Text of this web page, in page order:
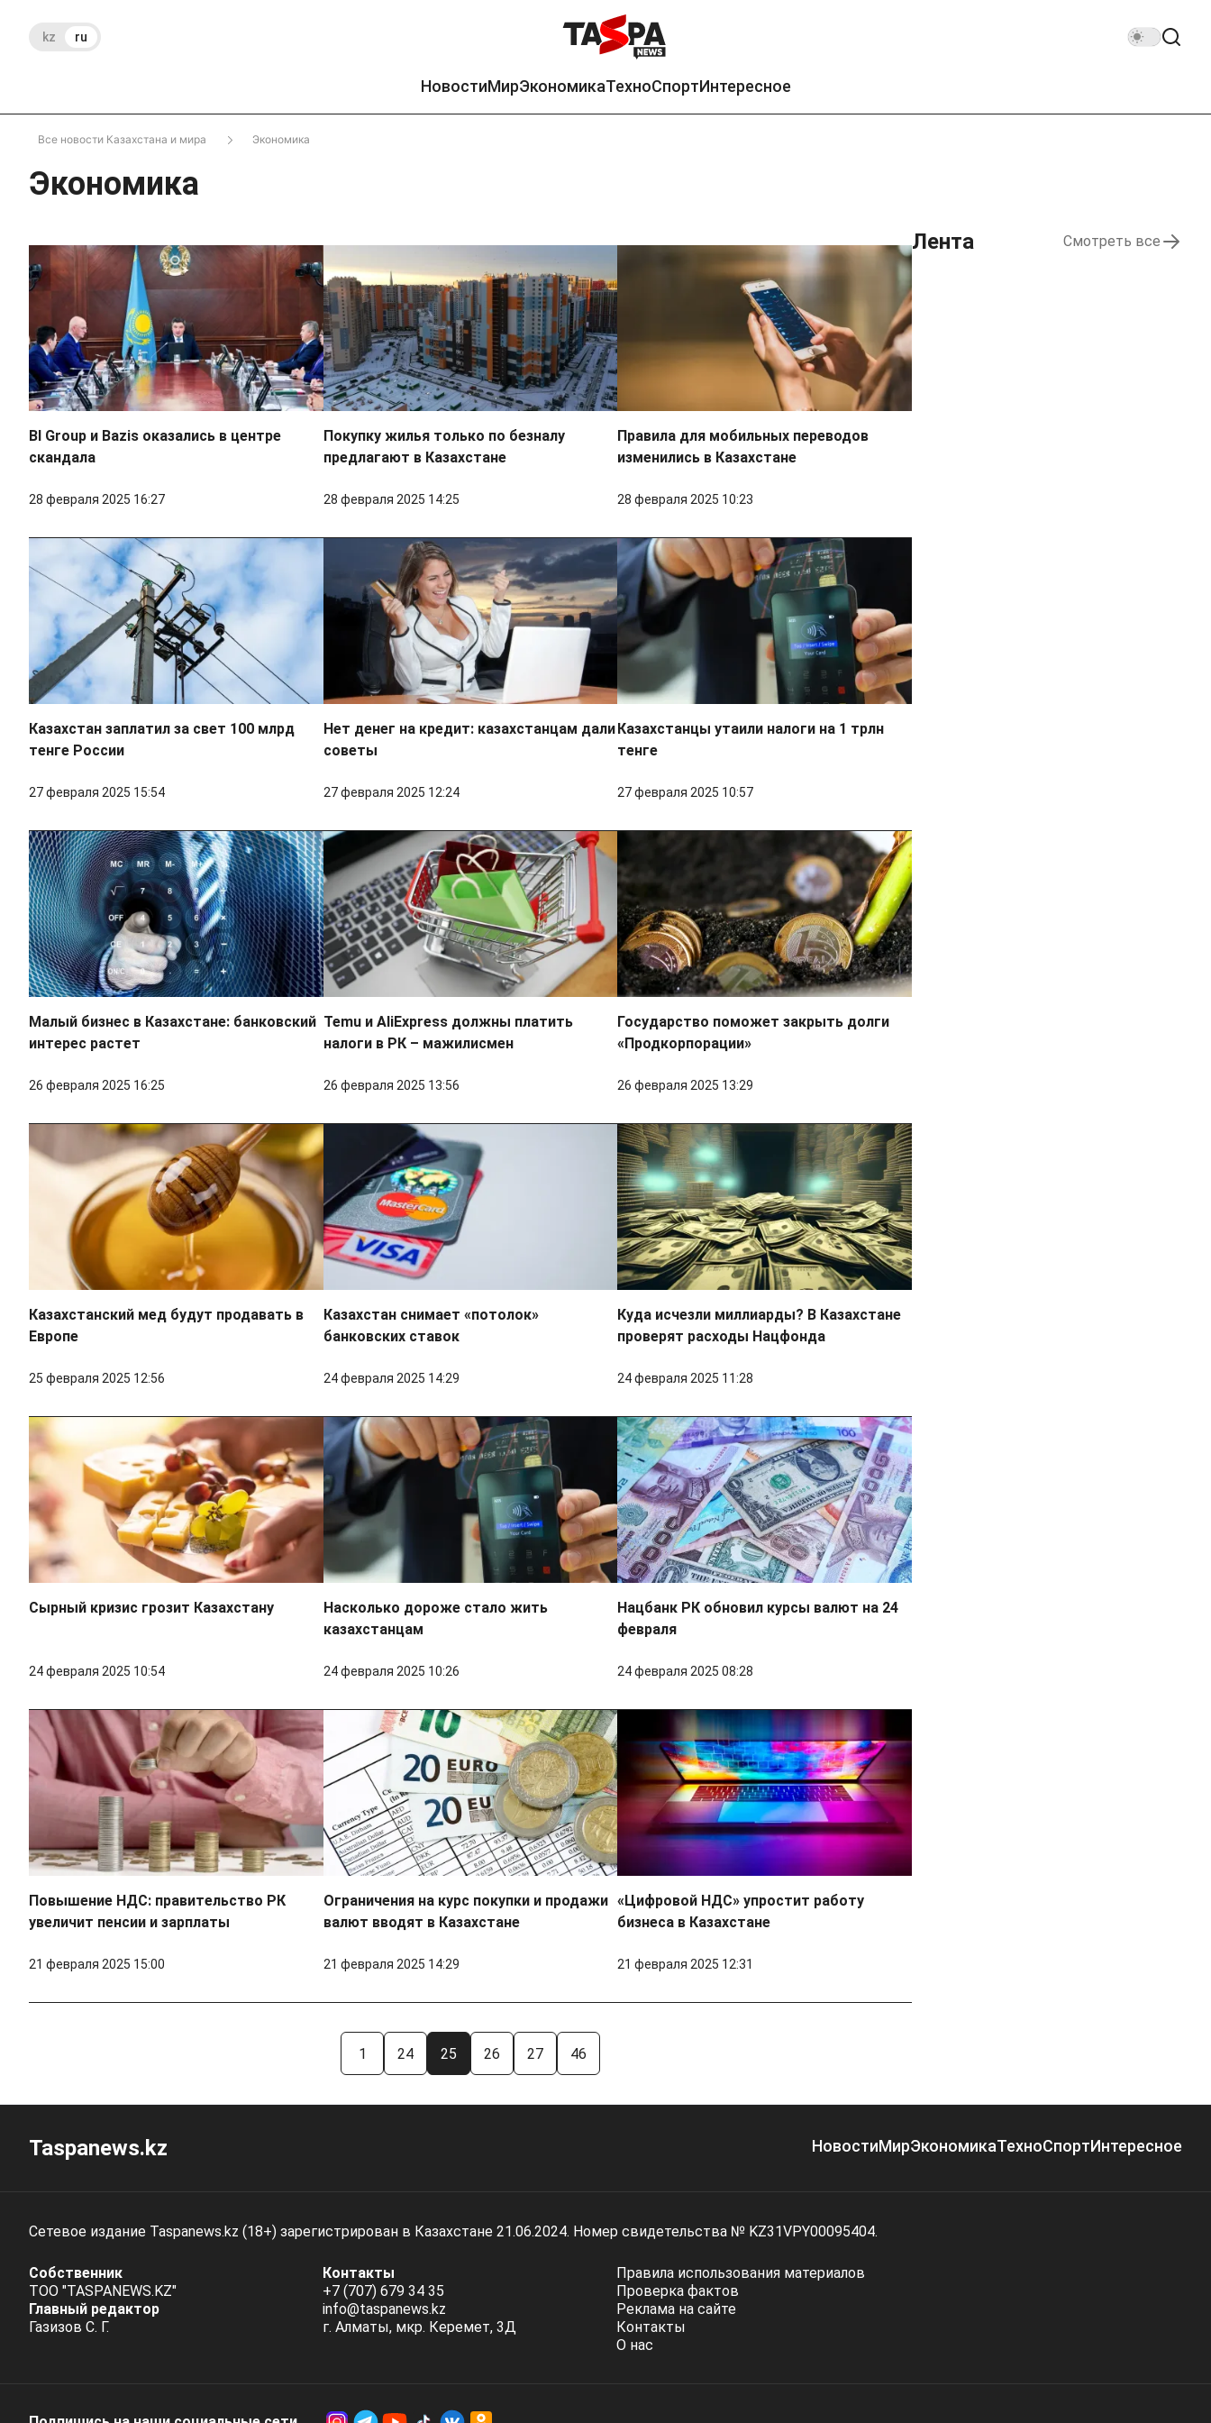
kz ru
НовостиМирЭкономикаТехноСпортИнтересное
Все новости Казахстана и мира Экономика
Экономика
BI Group и Bazis оказались в центре
скандала
28 февраля 2025 16:27
Покупку жилья только по безналу
предлагают в Казахстане
28 февраля 2025 14:25
Правила для мобильных переводов
изменились в Казахстане
28 февраля 2025 10:23
Казахстан заплатил за свет 100 млрд
тенге России
27 февраля 2025 15:54
Нет денег на кредит: казахстанцам дали
советы
27 февраля 2025 12:24
Казахстанцы утаили налоги на 1 трлн
тенге
27 февраля 2025 10:57
Малый бизнес в Казахстане: банковский
интерес растет
26 февраля 2025 16:25
Temu и AliExpress должны платить
налоги в РК – мажилисмен
26 февраля 2025 13:56
Государство поможет закрыть долги
«Продкорпорации»
26 февраля 2025 13:29
Казахстанский мед будут продавать в
Европе
25 февраля 2025 12:56
Казахстан снимает «потолок»
банковских ставок
24 февраля 2025 14:29
Куда исчезли миллиарды? В Казахстане
проверят расходы Нацфонда
24 февраля 2025 11:28
Сырный кризис грозит Казахстану
24 февраля 2025 10:54
Насколько дороже стало жить
казахстанцам
24 февраля 2025 10:26
Нацбанк РК обновил курсы валют на 24
февраля
24 февраля 2025 08:28
Повышение НДС: правительство РК
увеличит пенсии и зарплаты
21 февраля 2025 15:00
Ограничения на курс покупки и продажи
валют вводят в Казахстане
21 февраля 2025 14:29
«Цифровой НДС» упростит работу
бизнеса в Казахстане
21 февраля 2025 12:31
1 24 25 26 27 46
Лента Смотреть все
Taspanews.kz НовостиМирЭкономикаТехноСпортИнтересное
Сетевое издание Taspanews.kz (18+) зарегистрирован в Казахстане 21.06.2024. Номер свидетельства № KZ31VPY00095404.
Собственник
ТОО "TASPANEWS.KZ"
Главный редактор
Газизов С. Г.
Контакты
+7 (707) 679 34 35
info@taspanews.kz
г. Алматы, мкр. Керемет, 3Д
Правила использования материалов
Проверка фактов
Реклама на сайте
Контакты
О нас